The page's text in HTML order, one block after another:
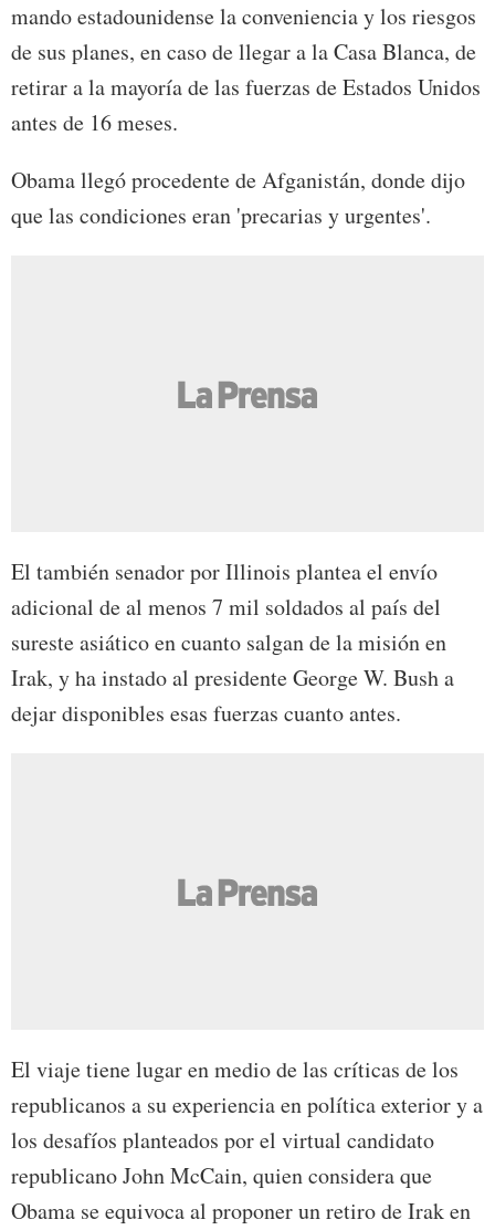
mando estadounidense la conveniencia y los riesgos
de sus planes, en caso de llegar a la Casa Blanca, de
retirar a la mayoría de las fuerzas de Estados Unidos
antes de 16 meses.
Obama llegó procedente de Afganistán, donde dijo
que las condiciones eran 'precarias y urgentes'.
El también senador por Illinois plantea el envío
adicional de al menos 7 mil soldados al país del
sureste asiático en cuanto salgan de la misión en
Irak, y ha instado al presidente George W. Bush a
dejar disponibles esas fuerzas cuanto antes.
El viaje tiene lugar en medio de las críticas de los
republicanos a su experiencia en política exterior y a
los desafíos planteados por el virtual candidato
republicano John McCain, quien considera que
Obama se equivoca al proponer un retiro de Irak en